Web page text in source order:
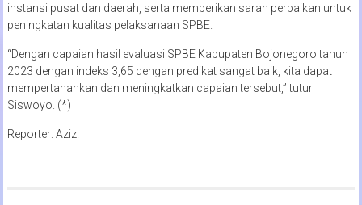
instansi pusat dan daerah, serta memberikan saran perbaikan untuk
peningkatan kualitas pelaksanaan SPBE.
“Dengan capaian hasil evaluasi SPBE Kabupaten Bojonegoro tahun
2023 dengan indeks 3,65 dengan predikat sangat baik, kita dapat
mempertahankan dan meningkatkan capaian tersebut,” tutur
Siswoyo. (*)
Reporter: Aziz.